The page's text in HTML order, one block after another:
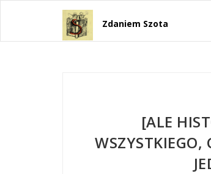
Zdaniem Szota
[ALE
WSZYSTKIEGO,